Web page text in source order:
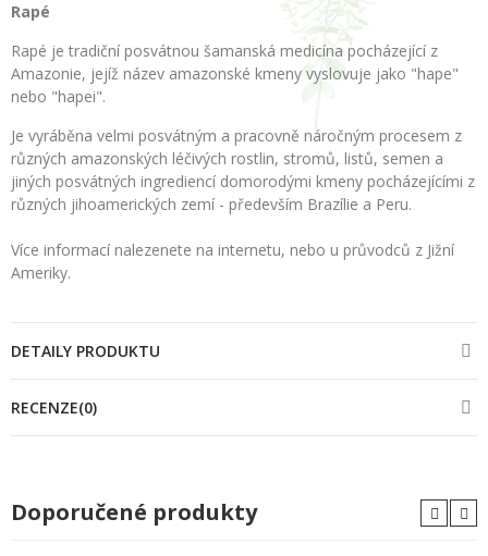
Rapé
Rapé je tradiční posvátnou šamanská medicína pocházející z
Amazonie, jejíž název amazonské kmeny vyslovuje jako "hape"
nebo "hapei".
Je vyráběna velmi posvátným a pracovně náročným procesem z
různých amazonských léčivých rostlin, stromů, listů, semen a
jiných posvátných ingrediencí domorodými kmeny pocházejícími z
různých jihoamerických zemí - především Brazílie a Peru.
Více informací nalezenete na internetu, nebo u průvodců z Jižní
Ameriky.
DETAILY PRODUKTU
RECENZE(0)
Doporučené produkty